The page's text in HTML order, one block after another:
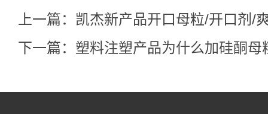
上一篇： 凯杰新产品开口母粒/开口剂/
下一篇： 塑料注塑产品为什么加硅酮母